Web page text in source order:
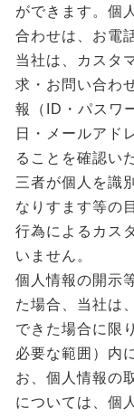
ができます。個
合わせは、お電
当社は、カスタ
求・お問い合わ
報（ID・パスワ
日・メールアド
ることを確認い
三者が個人を識
なりすます等の
行為によるカス
いません。
個人情報の開示
た場合、当社は
できた場合に限
必要な範囲）内
お、個人情報の
については、個